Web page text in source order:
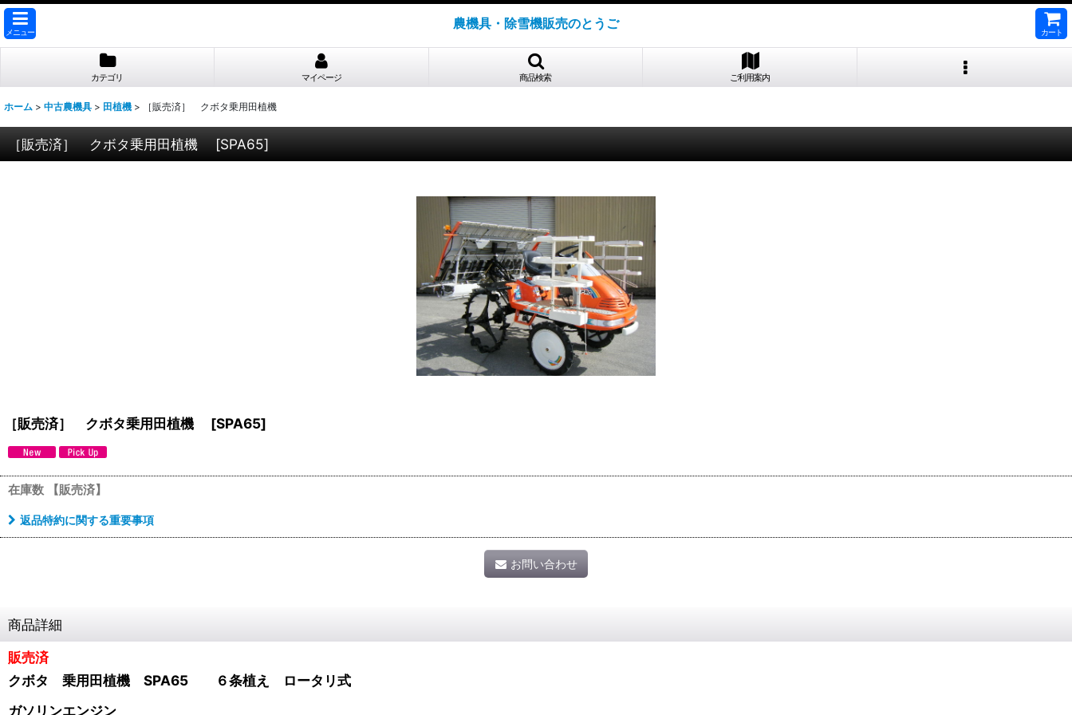
メニュー
農機具・除雪機販売のとうご
カート
カテゴリ マイページ 商品検索 ご利用案内
ホーム > 中古農機具 > 田植機 > ［販売済］ クボタ乗用田植機
［販売済］ クボタ乗用田植機 [SPA65]
［販売済］ クボタ乗用田植機 [SPA65]
在庫数 【販売済】
返品特約に関する重要事項
お問い合わせ
商品詳細
販売済
クボタ 乗用田植機 SPA65 ６条植え ロータリ式
ガソリンエンジン